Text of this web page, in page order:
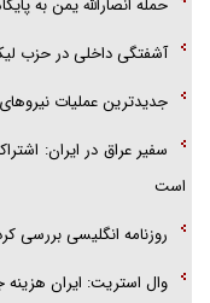
حمله انصارالله یمن به
آشفتگی داخلی در حزب
جدیدترین عملیات
سفیر عراق در ایران:
است
روزنامه انگلیسی بررسی
وال استریت: ایران هزینه